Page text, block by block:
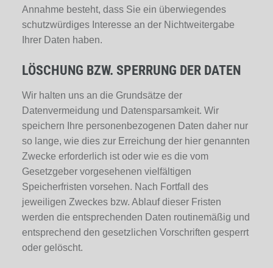
Annahme besteht, dass Sie ein überwiegendes
schutzwürdiges Interesse an der Nichtweitergabe
Ihrer Daten haben.
LÖSCHUNG BZW. SPERRUNG DER DATEN
Wir halten uns an die Grundsätze der
Datenvermeidung und Datensparsamkeit. Wir
speichern Ihre personenbezogenen Daten daher nur
so lange, wie dies zur Erreichung der hier genannten
Zwecke erforderlich ist oder wie es die vom
Gesetzgeber vorgesehenen vielfältigen
Speicherfristen vorsehen. Nach Fortfall des
jeweiligen Zweckes bzw. Ablauf dieser Fristen
werden die entsprechenden Daten routinemäßig und
entsprechend den gesetzlichen Vorschriften gesperrt
oder gelöscht.